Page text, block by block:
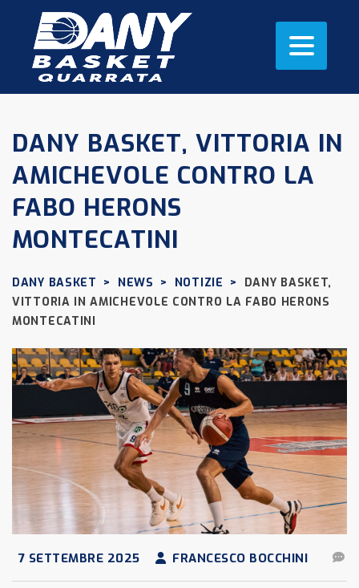
DANY BASKET, VITTORIA IN
AMICHEVOLE CONTRO LA
FABO HERONS
MONTECATINI
DANY BASKET > NEWS > NOTIZIE >
DANY BASKET,
VITTORIA IN AMICHEVOLE CONTRO LA FABO HERONS
MONTECATINI
7 SETTEMBRE 2025 FRANCESCO BOCCHINI